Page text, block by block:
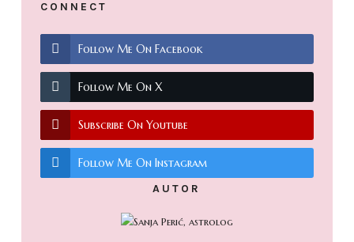
CONNECT
Follow Me On Facebook
Follow Me On X
Subscribe On Youtube
Follow Me On Instagram
AUTOR